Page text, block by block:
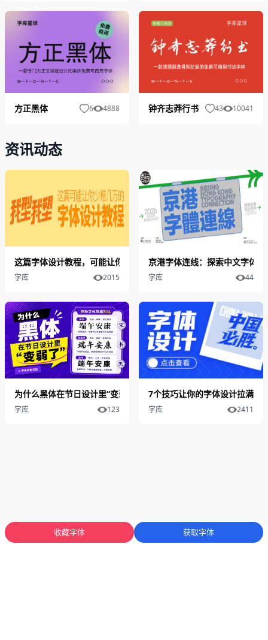
方正黑体 6 4888 钟齐志莽行书 43 10041
资讯动态
这篇字体设计教程，可能让你少赔几万
字库 2015
京港字体连线：探索中文字体
字库 44
为什么黑体在节日设计里“变弱了”？
字库 123
7个技巧让你的字体设计拉满细
字库 2411
收藏字体 获取字体